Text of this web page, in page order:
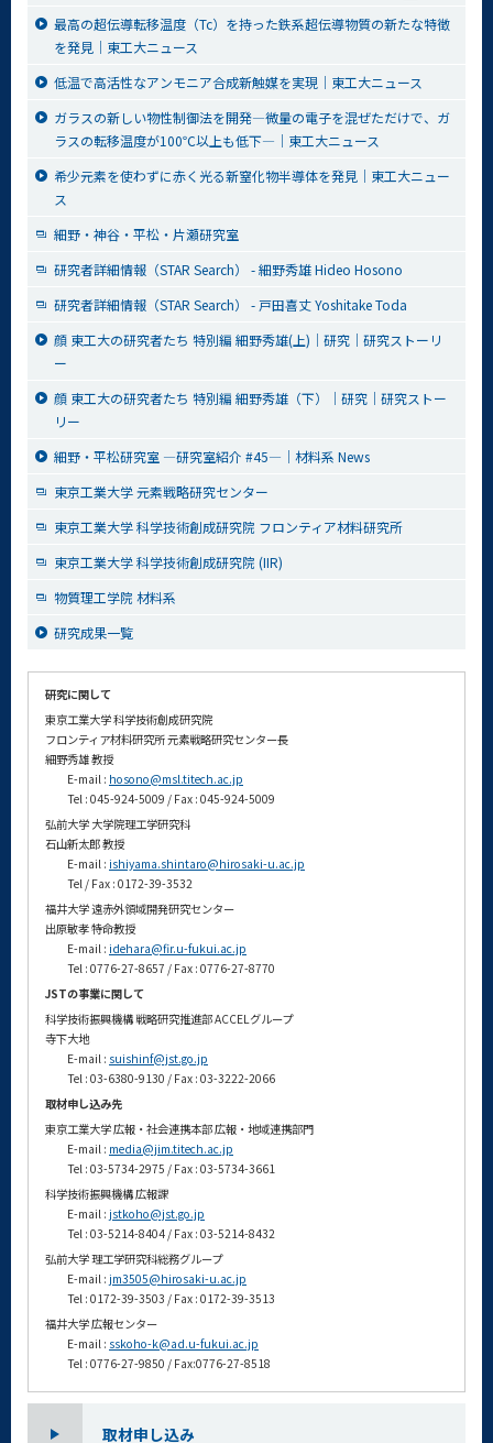
最高の超伝導転移温度（Tc）を持った鉄系超伝導物質の新たな特徴
を発見│東工大ニュース
低温で高活性なアンモニア合成新触媒を実現│東工大ニュース
ガラスの新しい物性制御法を開発―微量の電子を混ぜただけで、ガ
ラスの転移温度が100℃以上も低下―│東工大ニュース
希少元素を使わずに赤く光る新窒化物半導体を発見│東工大ニュー
ス
細野・神谷・平松・片瀬研究室
研究者詳細情報（STAR Search） - 細野秀雄 Hideo Hosono
研究者詳細情報（STAR Search） - 戸田喜丈 Yoshitake Toda
顔 東工大の研究者たち 特別編 細野秀雄(上)│研究｜研究ストーリ
ー
顔 東工大の研究者たち 特別編 細野秀雄（下）│研究｜研究ストー
リー
細野・平松研究室 ―研究室紹介 #45―│材料系 News
東京工業大学 元素戦略研究センター
東京工業大学 科学技術創成研究院 フロンティア材料研究所
東京工業大学 科学技術創成研究院 (IIR)
物質理工学院 材料系
研究成果一覧
研究に関して
東京工業大学 科学技術創成研究院
フロンティア材料研究所 元素戦略研究センター長
細野秀雄 教授
E-mail : hosono@msl.titech.ac.jp
Tel : 045-924-5009 / Fax : 045-924-5009
弘前大学 大学院理工学研究科
石山新太郎 教授
E-mail : ishiyama.shintaro@hirosaki-u.ac.jp
Tel / Fax : 0172-39-3532
福井大学 遠赤外領域開発研究センター
出原敏孝 特命教授
E-mail : idehara@fir.u-fukui.ac.jp
Tel : 0776-27-8657 / Fax : 0776-27-8770
JSTの事業に関して
科学技術振興機構 戦略研究推進部 ACCELグループ
寺下大地
E-mail : suishinf@jst.go.jp
Tel : 03-6380-9130 / Fax : 03-3222-2066
取材申し込み先
東京工業大学 広報・社会連携本部 広報・地域連携部門
E-mail : media@jim.titech.ac.jp
Tel : 03-5734-2975 / Fax : 03-5734-3661
科学技術振興機構 広報課
E-mail : jstkoho@jst.go.jp
Tel : 03-5214-8404 / Fax : 03-5214-8432
弘前大学 理工学研究科総務グループ
E-mail : jm3505@hirosaki-u.ac.jp
Tel : 0172-39-3503 / Fax : 0172-39-3513
福井大学 広報センター
E-mail : sskoho-k@ad.u-fukui.ac.jp
Tel : 0776-27-9850 / Fax:0776-27-8518
取材申し込み